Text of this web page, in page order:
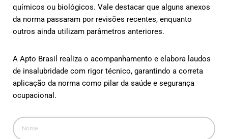
químicos ou biológicos. Vale destacar que alguns anexos
da norma passaram por revisões recentes, enquanto
outros ainda utilizam parâmetros anteriores.
A Apto Brasil realiza o acompanhamento e elabora laudos
de insalubridade com rigor técnico, garantindo a correta
aplicação da norma como pilar da saúde e segurança
ocupacional.